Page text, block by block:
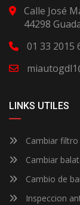
Calle José
44298
01 33 2015
LINKS UTILES
Cambiar
Cambiar
Cambio de
Inspeccion